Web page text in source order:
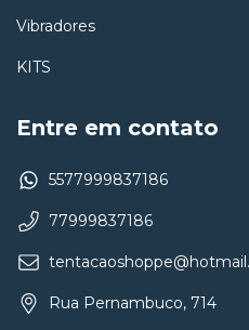
Vibradores
KITS
Entre em contato
5577999837186
77999837186
Rua Pernambuco, 714